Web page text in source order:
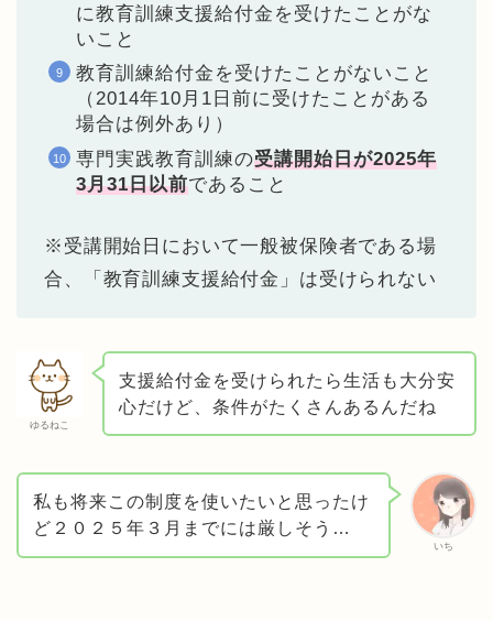
に教育訓練支援給付金を受けたことがな
いこと
教育訓練給付金を受けたことがないこと
（2014年10月1日前に受けたことがある
場合は例外あり）
専門実践教育訓練の受講開始日が2025年
3月31日以前であること
※受講開始日において一般被保険者である場
合、「教育訓練支援給付金」は受けられない
ゆるねこ
支援給付金を受けられたら生活も大分安
心だけど、条件がたくさんあるんだね
いち
私も将来この制度を使いたいと思ったけ
ど２０２５年３月までには厳しそう…